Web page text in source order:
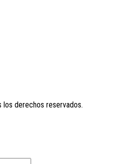
derechos reservados.